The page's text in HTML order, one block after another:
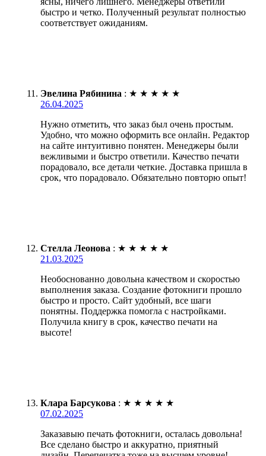
быстро и четко. Полученный результат полностью
соответствует ожиданиям.
Эвелина Рябинина : ★ ★ ★ ★ ★
26.04.2025
Нужно отметить, что заказ был очень простым.
Удобно, что можно оформить все онлайн. Редактор
на сайте интуитивно понятен. Менеджеры были
вежливыми и быстро ответили. Качество печати
порадовало, все детали четкие. Доставка пришла в
срок, что порадовало. Обязательно повторю опыт!
Стелла Леонова : ★ ★ ★ ★ ★
21.03.2025
Необоснованно довольна качеством и скоростью
выполнения заказа. Создание фотокниги прошло
быстро и просто. Сайт удобный, все шаги
понятны. Поддержка помогла с настройками.
Получила книгу в срок, качество печати на
высоте!
Клара Барсукова : ★ ★ ★ ★ ★
07.02.2025
Заказавыю печать фотокниги, осталась довольна!
Все сделано быстро и аккуратно, приятный